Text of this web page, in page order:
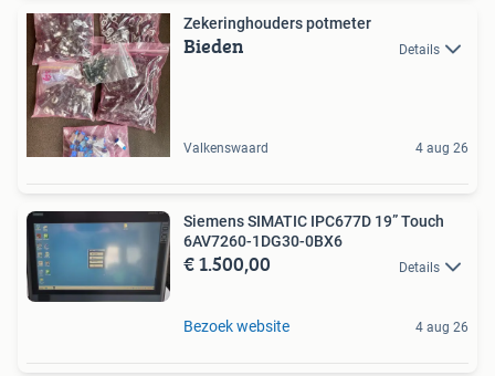
Zekeringhouders potmeter
Bieden Details
Valkenswaard 4 aug 26
Siemens SIMATIC IPC677D 19” Touch
6AV7260-1DG30-0BX6
€ 1.500,00 Details
Bezoek website 4 aug 26